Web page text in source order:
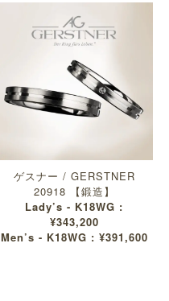
ゲスナー / GERSTNER
20918 【鍛造】
Lady’s - K18WG :
¥343,200
Men’s - K18WG : ¥391,600